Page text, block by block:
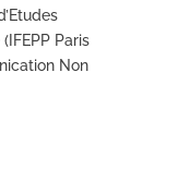
Paris
Non